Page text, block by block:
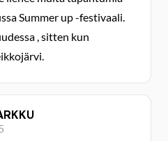
Summer up -festivaali.
, sitten kun